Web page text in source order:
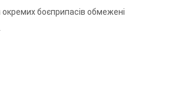
боєприпасів обмежені